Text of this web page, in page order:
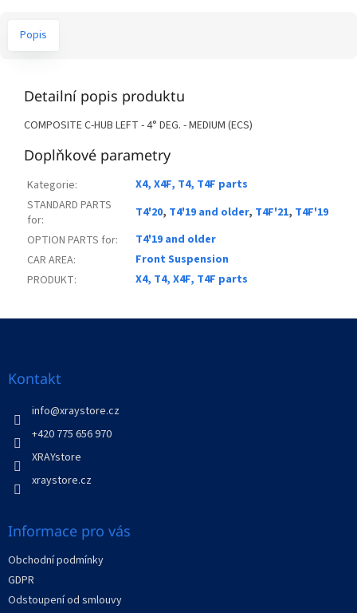
Popis
Detailní popis produktu
COMPOSITE C-HUB LEFT - 4° DEG. - MEDIUM (ECS)
Doplňkové parametry
Kategorie:
X4, X4F, T4, T4F parts
STANDARD PARTS
for: T4'20, T4'19 and older, T4F'21, T4F'19
OPTION PARTS for:
T4'19 and older
CAR AREA:
Front Suspension
PRODUKT: X4, T4, X4F, T4F parts
Kontakt
info@xraystore.cz
+420 775 656 970
XRAYstore
xraystore.cz
Informace pro vás
Obchodní podmínky
GDPR
Odstoupení od smlouvy